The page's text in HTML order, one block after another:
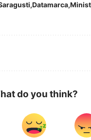
Datamarca
do you think?